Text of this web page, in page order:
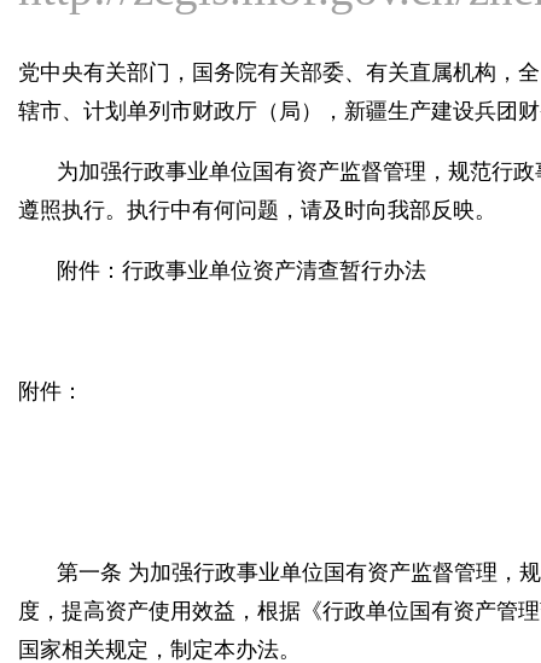
党中央有关部门，国务院有关部委、有关直属机构，
辖市、计划单列市财政厅（局），新疆生产建设兵团
为加强行政事业单位国有资产监督管理，规范行
遵照执行。执行中有何问题，请及时向我部反映。
附件：行政事业单位资产清查暂行办法
附件：
第一条 为加强行政事业单位国有资产监督管理，
度，提高资产使用效益，根据《行政单位国有资产管
国家相关规定，制定本办法。